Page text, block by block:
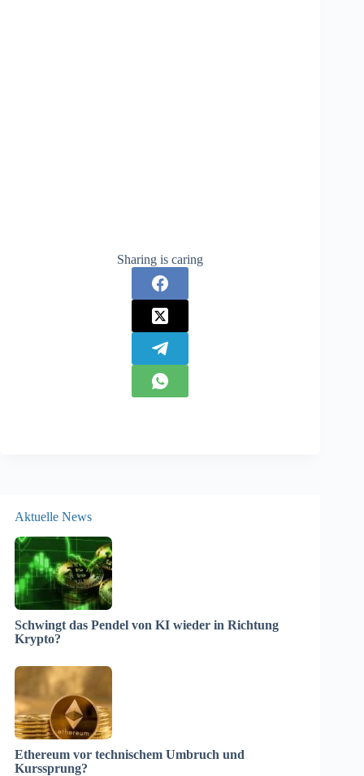
Sharing is caring
Aktuelle News
Schwingt das Pendel von KI wieder in Richtung
Krypto?
Ethereum vor technischem Umbruch und
Kurssprung?